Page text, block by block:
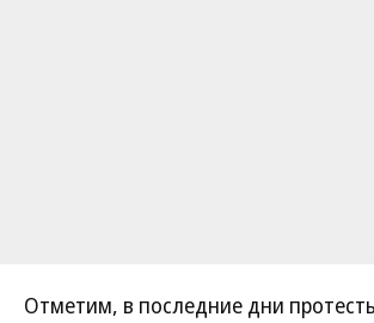
Отметим, в последние дни